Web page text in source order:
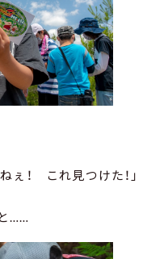
ぇ！ これ見つけた！」
……